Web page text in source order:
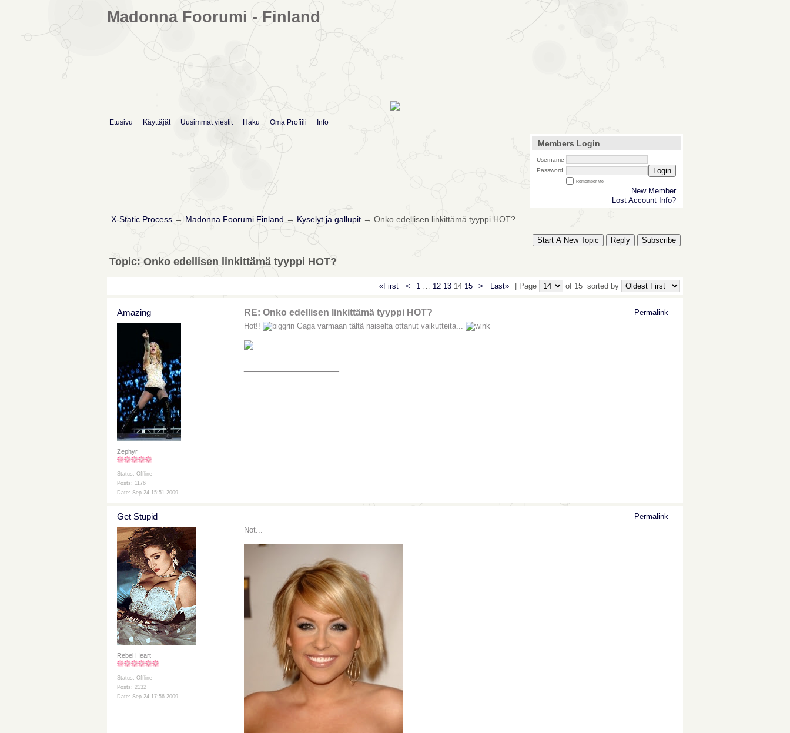
Madonna Foorumi - Finland
Etusivu Käyttäjät Uusimmat viestit Haku Oma Profiili Info
Members Login
Username
Password
Login
Remember Me
New Member
Lost Account Info?
X-Static Process→ Madonna Foorumi Finland → Kyselyt ja gallupit→ Onko edellisen linkittämä tyyppi HOT?
Start A New Topic Reply Subscribe
Topic: Onko edellisen linkittämä tyyppi HOT?
«First < 1… 12 1314 15 > Last» | Page of 15 sorted by
Amazing
Zephyr
Status: Offline
Posts: 1176
Date: Sep 24 15:51 2009
RE: Onko edellisen linkittämä tyyppi HOT?
Permalink
Hot!!
Gaga varmaan tältä naiselta ottanut vaikutteita...
Get Stupid
Rebel Heart
Status: Offline
Posts: 2132
Date: Sep 24 17:56 2009
Permalink
Not...